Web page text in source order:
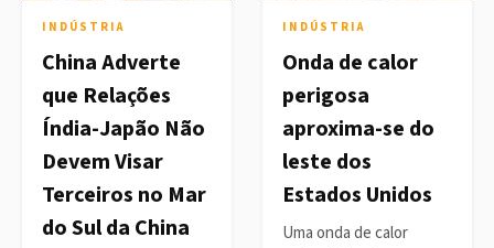
INDÚSTRIA
China Adverte
que Relações
Índia-Japão Não
Devem Visar
Terceiros no Mar
do Sul da China
INDÚSTRIA
Onda de calor
perigosa
aproxima-se do
leste dos
Estados Unidos
Uma onda de calor